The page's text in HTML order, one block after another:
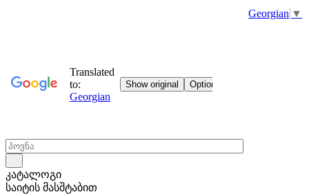
Georgian ▼
კატალოგი
საიტის მასშტაბით